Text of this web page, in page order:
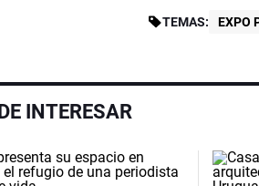
TEMAS: EXPO
INTERESAR